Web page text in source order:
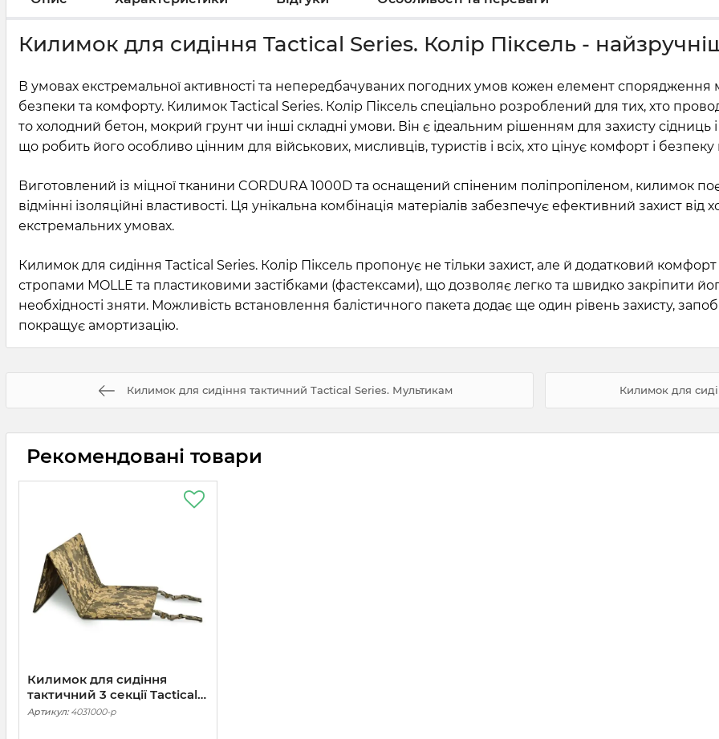
Килимок для сидіння Tactical Series. Колір Піксель -
В умовах екстремальної активності та непередбачуваних погодних умов кожен елемент
безпеки та комфорту. Килимок Tactical Series. Колір Піксель спеціально розроблений для тих, хто
то холодний бетон, мокрий грунт чи інші складні умови. Він є ідеальним рішенням для захисту
що робить його особливо цінним для військових, мисливців, туристів і всіх, хто цінує комфорт і безпеку
Виготовлений із міцної тканини CORDURA 1000D та оснащений спіненим поліпропіленом, килимок
відмінні ізоляційні властивості. Ця унікальна комбінація матеріалів забезпечує ефективний захист
екстремальних умовах.
Килимок для сидіння Tactical Series. Колір Піксель пропонує не тільки захист, але й додатковий
стропами MOLLE та пластиковими застібками (фастексами), що дозволяє легко та швидко закріпити
необхідності зняти. Можливість встановлення балістичного пакета додає ще один рівень захисту,
покращує амортизацію.
Килимок для сидіння тактичний Tactical Series. Мультикам Килимок для
Рекомендовані товари
Килимок для сидіння
тактичний 3 секції Tactical
Series. Піксель
Артикул:4031000-p